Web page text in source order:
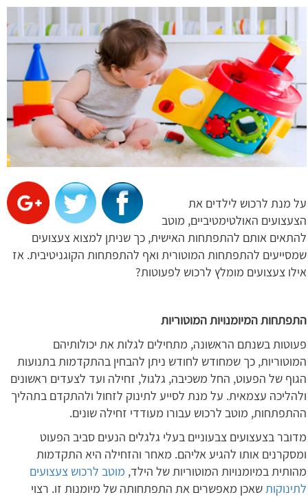
על מנת לרכוש לילדים את
הצעצועים האולטימטיביים, מוטב
להתאים אותם להתפתחות האישית, כך שניתן למצוא צעצועים
שמסייעים להתפתחות המוטורית ואף להתפתחות הקוגניטיבית. אז
אילו צעצועים מומלץ לרכוש לפעוטות?
התפתחות המיומנויות המוטוריות
פעוטות בשנתם הראשונה, מתחילים לגלות את יכולותיהם
המוטוריות, כך שמחודש לחודש ניתן להבחין בהתקדמות בתנועות
הגוף של הפעוט, החל משכיבה, גלגול, זחילה ועד לצעדים ראשונים
ולהליכה עצמאית. על מנת לסייע לתינוק לזחול ולהתקדם בתהליך
ההתפתחות, מוטב לרכוש עבורו מעודדי זחילה שונים.
מדובר בצעצועים צבעוניים בעלי גלגלים הנעים סביב הפעוט
ומסקרנים אותו להגיע אליהם. מאחר והזחילה היא התקדמות
מהותית במיומנויות המוטוריות של הילד, מוטב לרכוש צעצועים
לתינוקותשאכן מאפשרים את התפתחותה של מיומנות זו. רצוי